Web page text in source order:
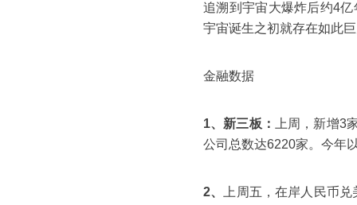
追溯到宇宙大爆炸后约4
宇宙诞生之初就存在如此
金融数据
1、新三板：
上周，新增3
公司总数达6220家。今年
2、
上周五，在岸人民币